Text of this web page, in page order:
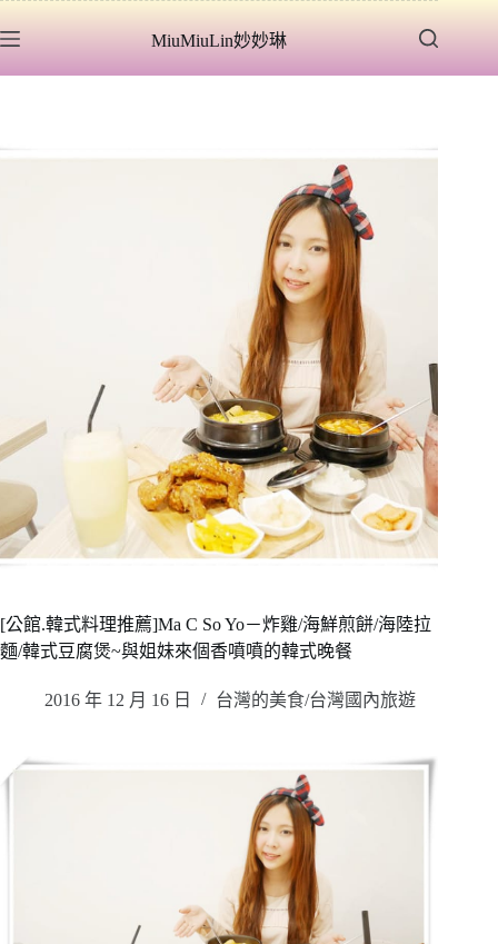
至
容
MiuMiuLin妙妙琳
[公館.韓式料理推薦]Ma C So Yo－炸雞/海鮮煎餅/海陸拉
麵/韓式豆腐煲~與姐妹來個香噴噴的韓式晚餐
2016 年 12 月 16 日 台灣的美食/台灣國內旅遊